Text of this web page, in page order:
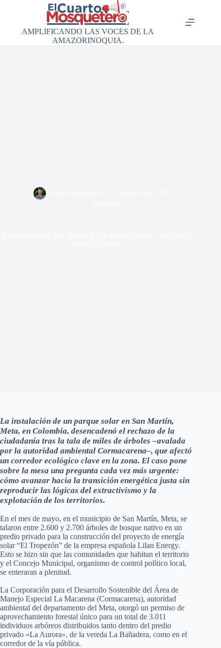
AMPLIFICANDO LAS VOCES DE LA
AMAZORINOQUIA.
La instalación de un parque solar en San Martín,
Meta, en Colombia, desencadenó el rechazo de la
ciudadanía tras la tala de miles de árboles –avalada
por la autoridad ambiental Cormacarena–, que afectó
un corredor ecológico clave en la zona. El caso pone
sobre la mesa una pregunta cada vez más urgente:
cómo avanzar hacia la transición energética justa sin
reproducir las lógicas del extractivismo y la
explotación de los territorios.
En el mes de mayo, en el municipio de San Martín, Meta, se
talaron entre 2.600 y 2.700 árboles de bosque nativo en un
predio privado para la construcción del proyecto de energía
solar “El Tropezón” de la empresa española Lilan Energy.
Esto se hizo sin que las comunidades que habitan el territorio
y el Concejo Municipal, organismo de control político local,
se enteraran a plenitud.
La Corporación para el Desarrollo Sostenible del Área de
Manejo Especial La Macarena (Cormacarena), autoridad
ambiental del departamento del Meta, otorgó un permiso de
aprovechamiento forestal único para un total de 3.011
individuos arbóreos distribuidos tanto dentro del predio
privado «La Aurora», de la vereda La Bañadera, como en el
corredor de la vía pública.